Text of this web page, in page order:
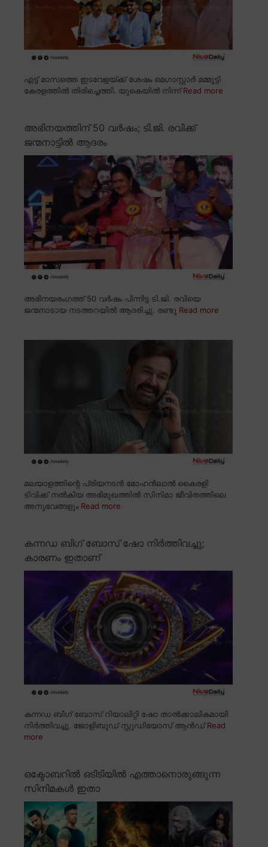
എട്ട് മാസത്തെ ഇടവേളയ്ക്ക് ശേഷം മെഗാസ്റ്റാർ മമ്മൂട്ടി
കേരളത്തിൽ തിരിച്ചെത്തി. യുകെയിൽ നിന്ന്Read more
അഭിനയത്തിന് 50 വർഷം; ടി.ജി. രവിക്ക്
ജന്മനാട്ടിൽ ആദരം
അഭിനയരംഗത്ത് 50 വർഷം പിന്നിട്ട ടി.ജി. രവിയെ
ജന്മനാടായ നടത്തറയിൽ ആദരിച്ചു. രണ്ടു Read more
മലയാളത്തിന്റെ പ്രിയനടൻ മോഹൻലാൽ കൈരളി
ടിവിക്ക് നൽകിയ അഭിമുഖത്തിൽ സിനിമാ ജീവിതത്തിലെ
അനുഭവങ്ങളും Read more
കന്നഡ ബിഗ് ബോസ് ഷോ നിർത്തിവച്ചു;
കാരണം ഇതാണ്
കന്നഡ ബിഗ് ബോസ് റിയാലിറ്റി ഷോ താൽക്കാലികമായി
നിർത്തിവച്ചു. ജോളിബുഡ് സ്റ്റുഡിയോസ് ആൻഡ്Read
more
ഒക്ടോബറിൽ ഒടിടിയിൽ എത്താനൊരുങ്ങുന്ന
സിനിമകൾ ഇതാ